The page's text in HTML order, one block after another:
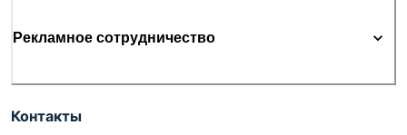
Рекламное сотрудничество
Контакты